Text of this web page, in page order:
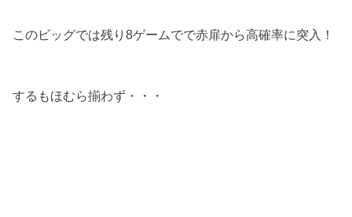
このビッグでは残り8ゲームでで赤扉から高確率に突入！
するもほむら揃わず・・・